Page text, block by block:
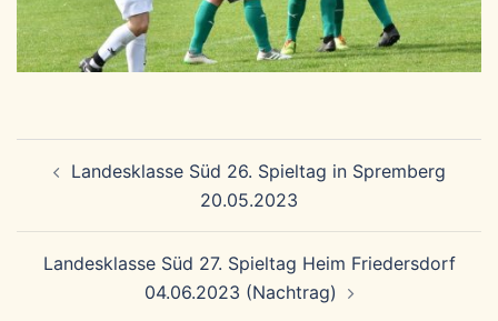
Landesklasse Süd 26. Spieltag in Spremberg
20.05.2023
Landesklasse Süd 27. Spieltag Heim Friedersdorf
04.06.2023 (Nachtrag)